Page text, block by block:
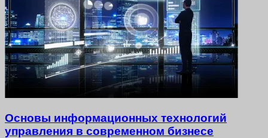
Основы информационных технологий
управления в современном бизнесе